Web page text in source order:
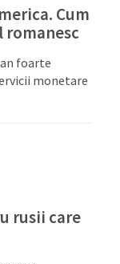
Cum
romanesc
foarte
monetare
rusii care